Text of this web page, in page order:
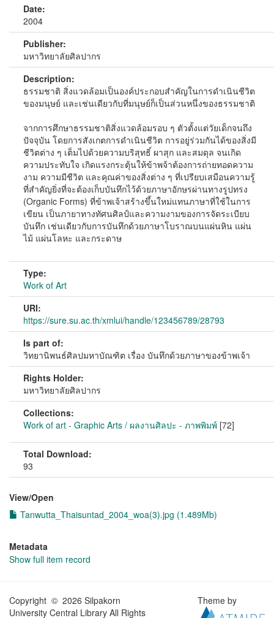
Date:
2004
Publisher:
มหาวิทยาลัยศิลปากร
Description:
ธรรมชาติ สิ่งแวดล้อมเป็นองค์ประกอบสำคัญในการดำเนินชีวิต
ของมนุษย์ และเช่นเดียวกับที่มนุษย์ก็เป็นส่วนหนึ่งของธรรมชาติ
จากการศึกษาธรรมชาติสิ่งแวดล้อมรอบ ๆ ตัวตั้งแต่วัยเด็กจนถึง
ปัจจุบัน โดยการสังเกตการดำเนินชีวิต การอยู่ร่วมกันได้ของสิ่งมี
ชีวิตต่าง ๆ เต็มไปด้วยความบริสุทธิ์ ผาสุก และสมดุล จนเกิด
ความประทับใจ เกิดแรงกระตุ้นให้ข้าพจ้าต้องการถ่ายทอดความ
งาม ความมีชีวิต และคุณค่าของสิ่งต่าง ๆ ที่เปรียบเสมือนความรู้
ที่สำคัญยิ่งที่จะต้องเก็บบันทึกไว้ด้วยภาษาอักษรผ่านทางรูปทรง
(Organic Forms) ที่ข้าพเจ้าสร้างขึ้นใหม่แทนภาษาที่ใช้ในการ
เขียน เป็นภายาทางทัศนศิลป์และความงามของการจัดระเบียบ
บันทึก เช่นเดียวกับการบันทึกด้วยภาษาโบราณบนแผ่นหิน แผ่น
ไม้ แผ่นโลหะ และกระดาษ
Type:
Work of Art
URI:
https://sure.su.ac.th/xmlui/handle/123456789/28793
Is part of:
วิทยานิพนธ์ศิลปมหาบัณฑิต เรื่อง บันทึกด้วยภาษาของข้าพเจ้า
Rights Holder:
มหาวิทยาลัยศิลปากร
Collections:
Work of art - Graphic Arts / ผลงานศิลปะ - ภาพพิมพ์ [72]
Total Download:
93
View/Open
Tanwutta_Thaisuntad_2004_woa(3).jpg (1.489Mb)
Metadata
Show full item record
Copyright © 2026 Silpakorn
University Central Library All Rights
Theme by